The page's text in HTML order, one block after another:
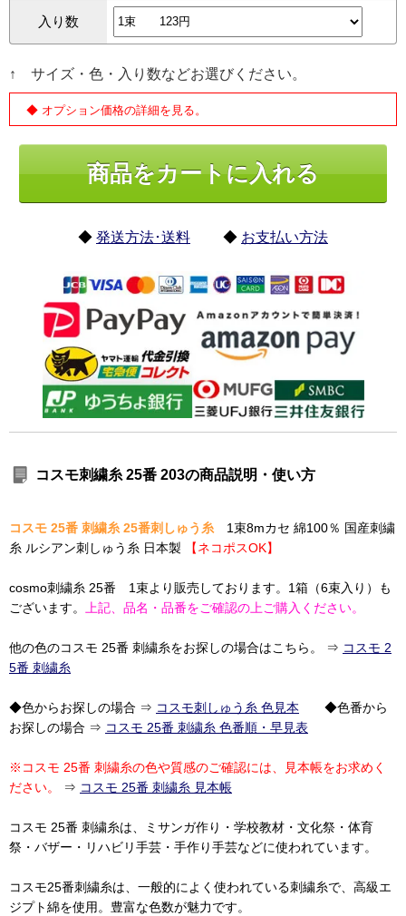
入り数
↑ サイズ・色・入り数などお選びください。
◆ オプション価格の詳細を見る。
◆ 発送方法･送料 ◆ お支払い方法
コスモ刺繍糸 25番 203の商品説明・使い方
コスモ 25番 刺繍糸 25番刺しゅう糸 1束8mカセ 綿100％ 国産刺繍
糸 ルシアン刺しゅう糸 日本製
【ネコポスOK】
cosmo刺繍糸 25番 1束より販売しております。1箱（6束入り）も
ございます。
上記、品名・品番をご確認の上ご購入ください。
他の色のコスモ 25番 刺繍糸をお探しの場合はこちら。 ⇒ コスモ 2
5番 刺繍糸
◆色からお探しの場合 ⇒ コスモ刺しゅう糸 色見本 ◆色番から
お探しの場合 ⇒ コスモ 25番 刺繍糸 色番順・早見表
※コスモ 25番 刺繍糸の色や質感のご確認には、見本帳をお求めく
ださい。
⇒ コスモ 25番 刺繍糸 見本帳
コスモ 25番 刺繍糸は、ミサンガ作り・学校教材・文化祭・体育
祭・バザー・リハビリ手芸・手作り手芸などに使われています。
コスモ25番刺繍糸は、一般的によく使われている刺繍糸で、高級エ
ジプト綿を使用。豊富な色数が魅力です。